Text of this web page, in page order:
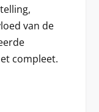
van de
compleet.